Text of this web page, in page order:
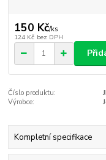
150 Kč/ks
124 Kč bez DPH
Číslo produktu:
Výrobce:
Kompletní specifikace